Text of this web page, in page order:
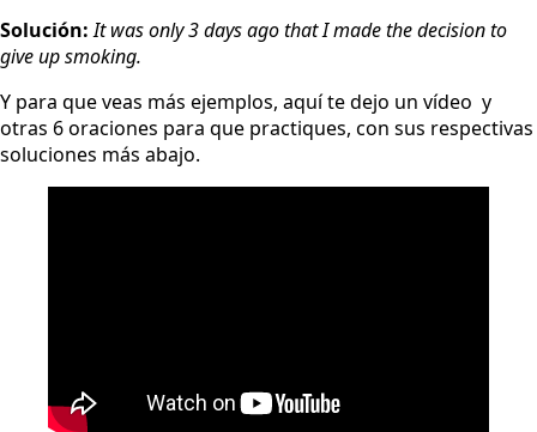
Solución: It was only 3 days ago that I made the decision to
give up smoking.
Y para que veas más ejemplos, aquí te dejo un vídeo y
otras 6 oraciones para que practiques, con sus respectivas
soluciones más abajo.